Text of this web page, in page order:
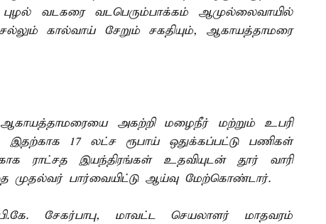
புழல் வடகரை வடபெரும்பாக்கம் ஆமுல்லைவாயில்
கால்வாய் சேறும் சகதியும், ஆகாயத்தாமரை
ஆகாயத்தாமரையை அகற்றி மழைநீர் மற்றும் உபரி
17 லட்ச ரூபாய் ஒதுக்கப்பட்டு பணிகள்
ராட்சத இயந்திரங்கள் உதவியுடன் தூர் வாரி
பார்வையிட்டு ஆய்வு மேற்கொண்டார்.
சேகர்பாபு, மாவட்ட செயலாளர் மாதவரம்